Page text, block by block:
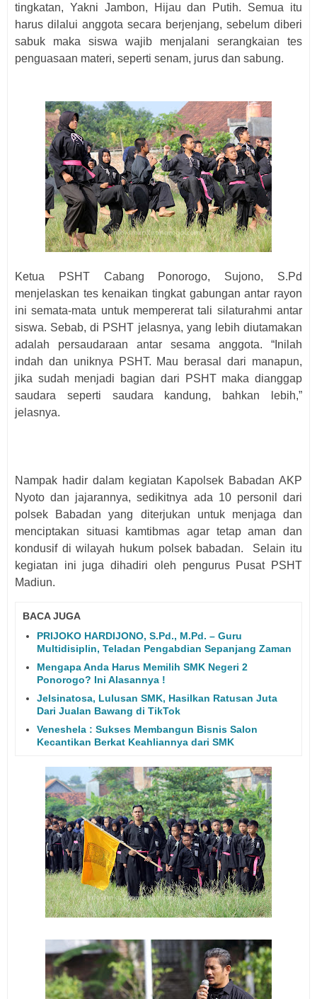
tingkatan, Yakni Jambon, Hijau dan Putih. Semua itu
harus dilalui anggota secara berjenjang, sebelum diberi
sabuk maka siswa wajib menjalani serangkaian tes
penguasaan materi, seperti senam, jurus dan sabung.
Ketua PSHT Cabang Ponorogo, Sujono, S.Pd
menjelaskan tes kenaikan tingkat gabungan antar rayon
ini semata-mata untuk mempererat tali silaturahmi antar
siswa. Sebab, di PSHT jelasnya, yang lebih diutamakan
adalah persaudaraan antar sesama anggota. “Inilah
indah dan uniknya PSHT. Mau berasal dari manapun,
jika sudah menjadi bagian dari PSHT maka dianggap
saudara seperti saudara kandung, bahkan lebih,”
jelasnya.
Nampak hadir dalam kegiatan Kapolsek Babadan AKP
Nyoto dan jajarannya, sedikitnya ada 10 personil dari
polsek Babadan yang diterjukan untuk menjaga dan
menciptakan situasi kamtibmas agar tetap aman dan
kondusif di wilayah hukum polsek babadan. Selain itu
kegiatan ini juga dihadiri oleh pengurus Pusat PSHT
Madiun.
BACA JUGA
PRIJOKO HARDIJONO, S.Pd., M.Pd. – Guru
Multidisiplin, Teladan Pengabdian Sepanjang Zaman
Mengapa Anda Harus Memilih SMK Negeri 2
Ponorogo? Ini Alasannya !
Jelsinatosa, Lulusan SMK, Hasilkan Ratusan Juta
Dari Jualan Bawang di TikTok
Veneshela : Sukses Membangun Bisnis Salon
Kecantikan Berkat Keahliannya dari SMK